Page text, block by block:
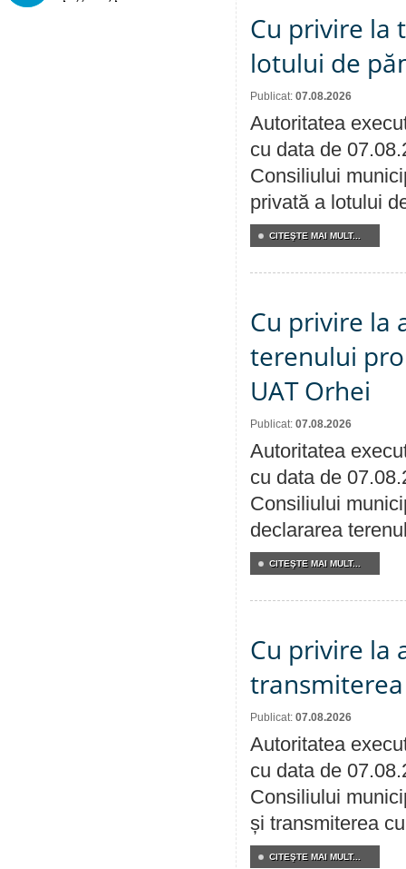
Cu privire la
lotului de
Publicat: 07.08.2026
Autoritatea
cu data de
Consiliului
privată a lotului
CITEŞTE MAI MULT...
Cu privire la
terenului
UAT Orhei
Publicat: 07.08.2026
Autoritatea
cu data de
Consiliului
declararea
CITEŞTE MAI MULT...
Cu privire la
Publicat: 07.08.2026
Autoritatea
cu data de
Consiliului
și transmiterea
CITEŞTE MAI MULT...